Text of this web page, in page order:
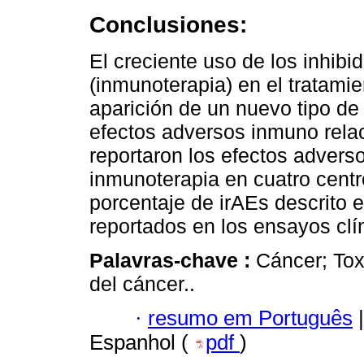
Conclusiones:
El creciente uso de los
(inmunoterapia) en el
aparición de un nuevo tipo
efectos adversos inmuno
reportaron los efectos
inmunoterapia en cuatro
porcentaje de irAEs descrito
reportados en los ensayos
Palavras-chave : Cáncer;
del cáncer..
· resumo em Português
Espanhol (
pdf )